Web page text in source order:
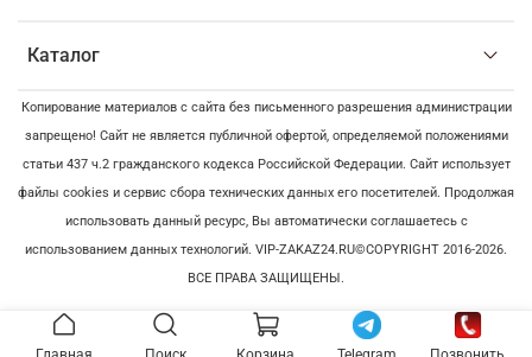
Каталог
Копирование материалов с сайта без письменного разрешения администрации
запрещено! Сайт не является публичной офертой, определяемой положениями
статьи 437 ч.2 гражданского кодекса Российской Федерации. Сайт использует
файлы cookies и сервис сбора технических данных его посетителей. Продолжая
использовать данный ресурс, Вы автоматически соглашаетесь с
использованием данных технологий. VIP-ZAKAZ24.RU©COPYRIGHT 2016-2026.
ВСЕ ПРАВА ЗАЩИЩЕНЫ.